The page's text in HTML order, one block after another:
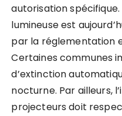
autorisation
lumineuse est
par la réglementation
Certaines communes
d’extinction
nocturne. Par ailleurs,
projecteurs doit